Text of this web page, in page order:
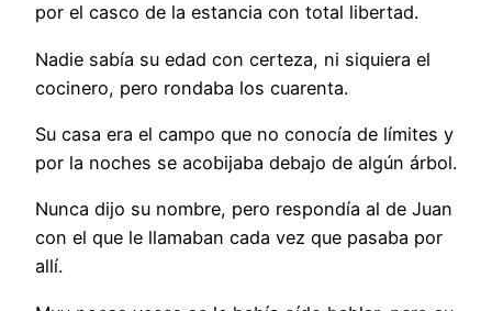
por el casco de la estancia con total libertad.
Nadie sabía su edad con certeza, ni siquiera el
cocinero, pero rondaba los cuarenta.
Su casa era el campo que no conocía de límites y
por la noches se acobijaba debajo de algún árbol.
Nunca dijo su nombre, pero respondía al de Juan
con el que le llamaban cada vez que pasaba por
allí.